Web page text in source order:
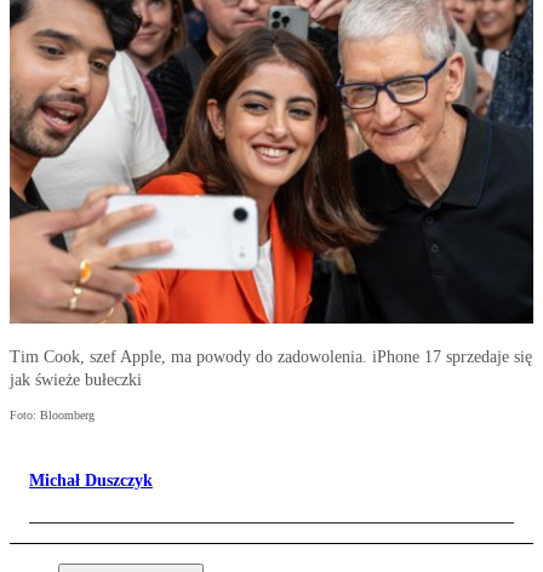
Tim Cook, szef Apple, ma powody do zadowolenia. iPhone 17 sprzedaje się
jak świeże bułeczki
Foto: Bloomberg
Michał Duszczyk